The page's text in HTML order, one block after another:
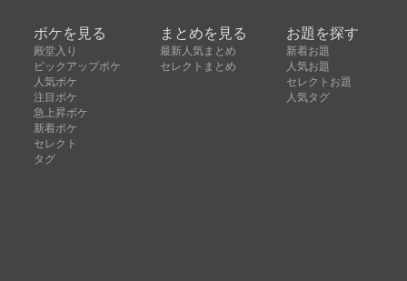
ボケを見る
殿堂入り
ピックアップボケ
人気ボケ
注目ボケ
急上昇ボケ
新着ボケ
セレクト
タグ
まとめを見る
最新人気まとめ
セレクトまとめ
お題を探す
新着お題
人気お題
セレクトお題
人気タグ